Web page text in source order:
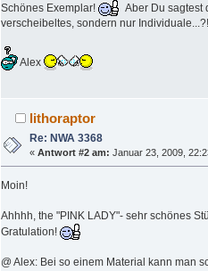
Schönes Exemplar!
Aber Du sagtest
verscheibeltes, sondern nur Individuale...?!
Alex
lithoraptor
Re: NWA 3368
«Antwort #2 am: Januar 23, 2009,
Moin!
Ahhhh, the "PINK LADY"- sehr schönes
Gratulation!
@ Alex: Bei so einem Material kann man